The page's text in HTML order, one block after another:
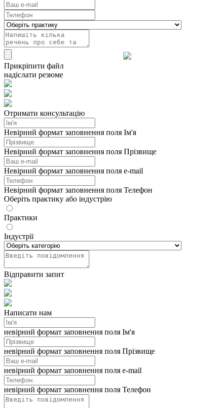
Прикріпити файл
надіслати резюме
Отримати консультацію
Невірний формат заповнення поля Ім'я
Невірний формат заповнення поля Прізвище
Невірний формат заповнення поля e-mail
Невірний формат заповнення поля Телефон
Оберіть практику або індустрію
Практики
Індустрії
Відправити запит
Написати нам
невірний формат заповнення поля Ім'я
невірний формат заповнення поля Прізвище
невірний формат заповнення поля e-mail
невірний формат заповнення поля Телефон